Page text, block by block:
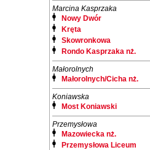
Marcina Kasprzaka
Nowy Dwór
Kręta
Skowronkowa
Rondo Kasprzaka nż.
Małorolnych
Małorolnych/Cicha nż.
Koniawska
Most Koniawski
Przemysłowa
Mazowiecka nż.
Przemysłowa Liceum